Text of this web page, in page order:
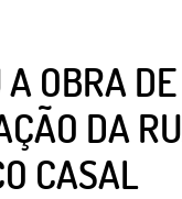
A OBRA DE
DA
CASAL